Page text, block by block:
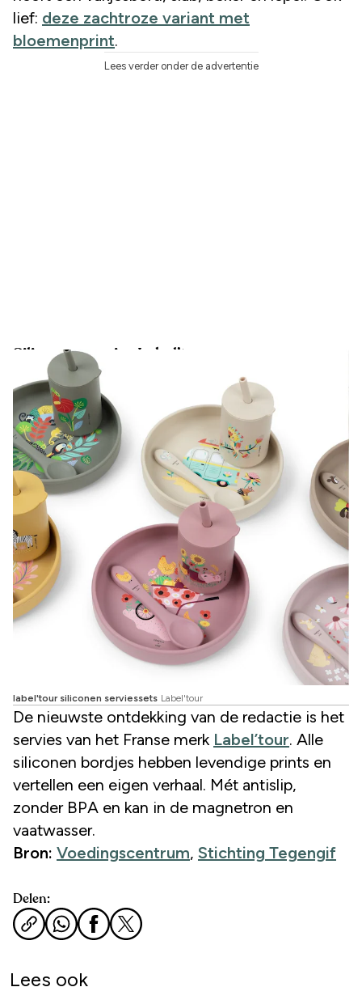
lief: deze zachtroze variant met
bloemenprint.
Lees verder onder de advertentie
Siliconen servies Label’tour
label'tour siliconen serviessets Label'tour
De nieuwste ontdekking van de redactie is het
servies van het Franse merk Label’tour. Alle
siliconen bordjes hebben levendige prints en
vertellen een eigen verhaal. Mét antislip,
zonder BPA en kan in de magnetron en
vaatwasser.
Bron: Voedingscentrum, Stichting Tegengif
Delen:
Lees ook